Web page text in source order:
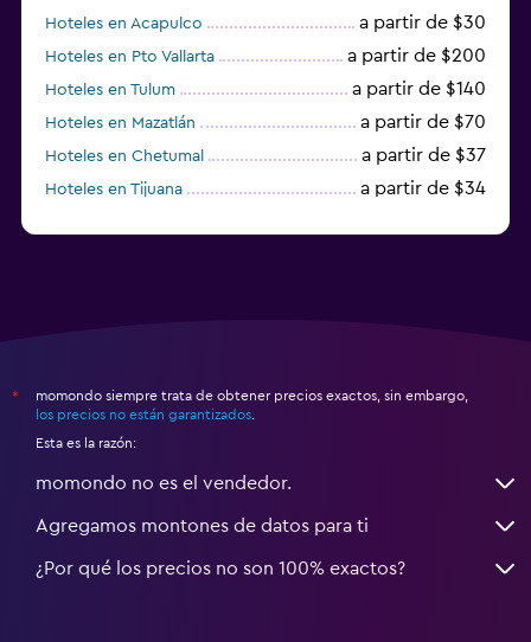
Hoteles en Acapulco a partir de $30
Hoteles en Pto Vallarta a partir de $200
Hoteles en Tulum a partir de $140
Hoteles en Mazatlán a partir de $70
Hoteles en Chetumal a partir de $37
Hoteles en Tijuana a partir de $34
*
momondo siempre trata de obtener precios exactos, sin embargo,
los precios no están garantizados
Esta es la razón:
momondo no es el vendedor.
Agregamos montones de datos para ti
¿Por qué los precios no son 100% exactos?